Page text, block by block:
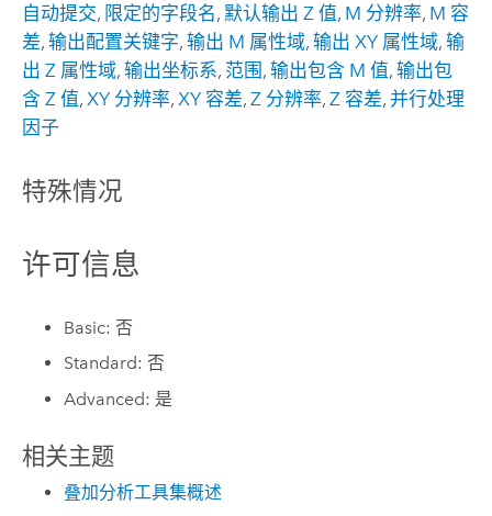
自动提交, 限定的字段名, 默认输出 Z 值, M 分辨率, M 容
差, 输出配置关键字, 输出 M 属性域, 输出 XY 属性域, 输
出 Z 属性域, 输出坐标系, 范围, 输出包含 M 值, 输出包
含 Z 值, XY 分辨率, XY 容差, Z 分辨率, Z 容差, 并行处理
因子
特殊情况
许可信息
Basic: 否
Standard: 否
Advanced: 是
相关主题
叠加分析工具集概述